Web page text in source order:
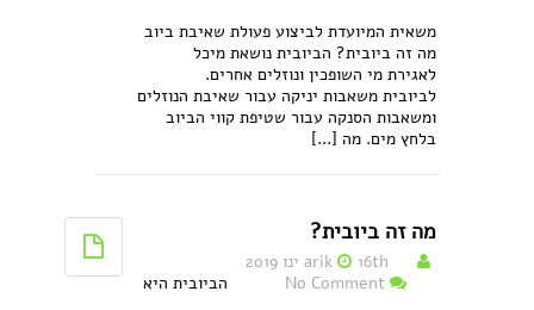
משאית המיועדת לביצוע פעולת שאיבת ביוב
מה זה ביובית? הביובית נושאת מיכל
לאגירת מי השופכין ונוזלים אחרים.
לביובית משאבות יניקה עבור שאיבת הנוזלים
ומשאבות הסנקה עבור שטיפת קווי הביוב
בלחץ מים. מה [...]
מה זה ביובית?
arik
16th ינו 2019
No Comment
הביובית היא